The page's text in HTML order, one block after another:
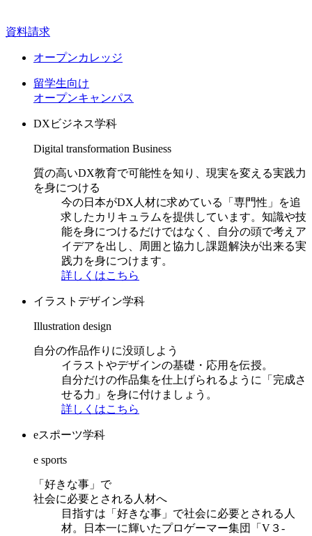
資料請求
オープンカレッジ
留学生向け
オープンキャンパス
DXビジネス学科
Digital transformation Business
質の高いDX教育で可能性を知り、現実を変える実践力
を身につける
今の日本がDX人材に求めている「専門性」を追
求したカリキュラムを提供しています。知識や技
能を身につけるだけではなく、自分の頭で考えア
イデアを出し、周囲と協力し課題解決が出来る実
践力を身につけます。
詳しくはこちら
イラストデザイン学科
Illustration design
自分の作品作りに没頭しよう
イラストやデザインの基礎・応用を伝授。
自分だけの作品集を仕上げられるように「完成さ
せる力」を身に付けましょう。
詳しくはこちら
eスポーツ学科
e sports
「好きな事」で
社会に必要とされる人材へ
目指すは「好きな事」で社会に必要とされる人
材。日本一に輝いたプロゲーマー集団「V３-